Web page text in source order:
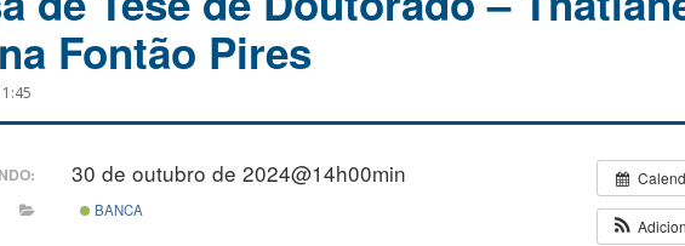
Fontão Pires
30 de outubro de 2024@14h00min
BANCA